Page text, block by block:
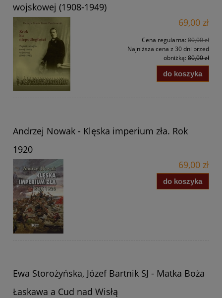
wojskowej (1908-1949)
69,00 zł
Cena regularna: 80,00 zł
Najniższa cena z 30 dni przed
obniżką: 80,00 zł
do koszyka
Andrzej Nowak - Klęska imperium zła. Rok
1920
69,00 zł
do koszyka
Ewa Storożyńska, Józef Bartnik SJ - Matka Boża
Łaskawa a Cud nad Wisłą